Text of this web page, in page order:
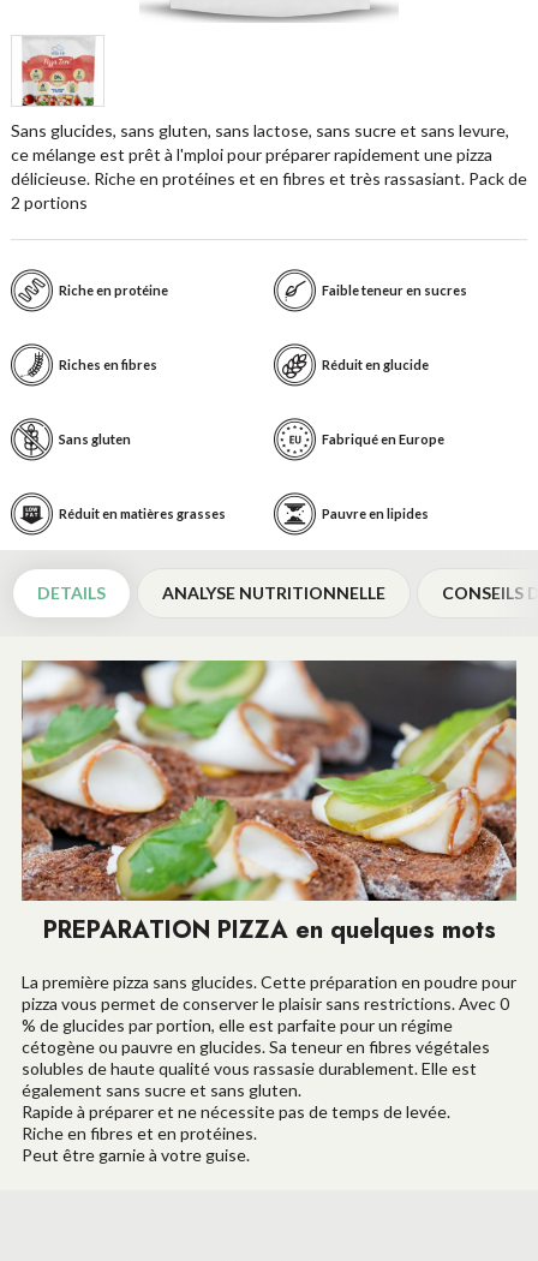
Sans glucides, sans gluten, sans lactose, sans sucre et sans levure,
ce mélange est prêt à l'mploi pour préparer rapidement une pizza
délicieuse. Riche en protéines et en fibres et très rassasiant. Pack de
2 portions
Riche en protéine Faible teneur en sucres
Riches en fibres Réduit en glucide
Sans gluten Fabriqué en Europe
Réduit en matières grasses Pauvre en lipides
DETAILS ANALYSE NUTRITIONNELLE CONSEILS
PREPARATION PIZZA en quelques mots
La première pizza sans glucides. Cette préparation en poudre pour
pizza vous permet de conserver le plaisir sans restrictions. Avec 0
% de glucides par portion, elle est parfaite pour un régime
cétogène ou pauvre en glucides. Sa teneur en fibres végétales
solubles de haute qualité vous rassasie durablement. Elle est
également sans sucre et sans gluten.
Rapide à préparer et ne nécessite pas de temps de levée.
Riche en fibres et en protéines.
Peut être garnie à votre guise.